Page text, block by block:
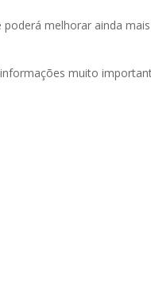
melhorar ainda
muito